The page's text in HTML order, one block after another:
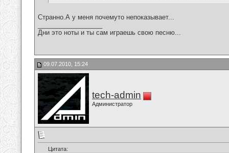
Странно.А у меня почемуто непоказывает...
Дни это ноты и ты сам играешь свою песню...
09.07.2010, 15:24
tech-admin
Администратор
Цитата: